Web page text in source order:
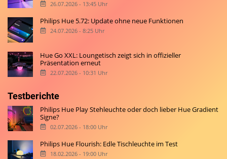
26.07.2026 - 13:45 Uhr
Philips Hue 5.72: Update ohne neue Funktionen
24.07.2026 - 8:25 Uhr
Hue Go XXL: Loungetisch zeigt sich in offizieller
Präsentation erneut
22.07.2026 - 10:31 Uhr
Testberichte
Philips Hue Play Stehleuchte oder doch lieber Hue Gradient
Signe?
02.07.2026 - 18:00 Uhr
Philips Hue Flourish: Edle Tischleuchte im Test
18.02.2026 - 19:00 Uhr